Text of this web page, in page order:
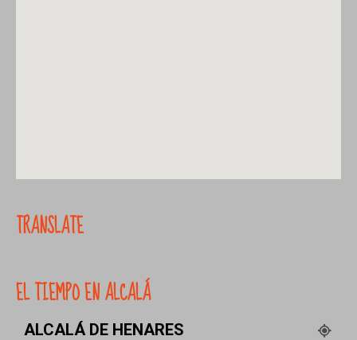
TRANSLATE
EL TIEMPO EN ALCALÁ
ALCALÁ DE HENARES